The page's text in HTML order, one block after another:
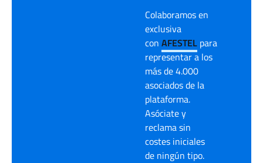
Colaboramos en
exclusiva
con AFESTELpara
representar a los
más de 4.000
asociados de la
plataforma.
Asóciate y
reclama sin
costes iniciales
de ningún tipo.